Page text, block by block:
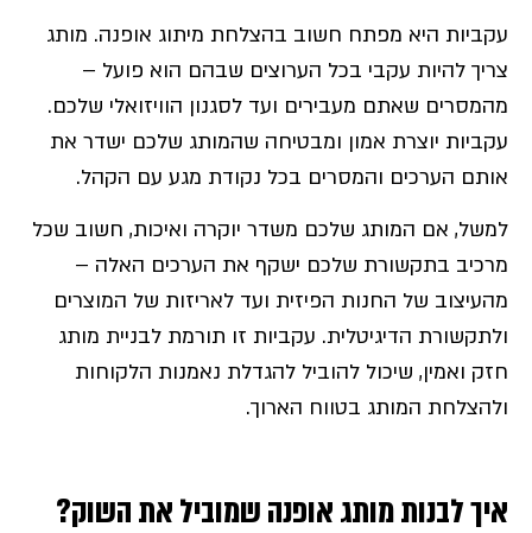
עקביות היא מפתח חשוב בהצלחת מיתוג אופנה. מותג
צריך להיות עקבי בכל הערוצים שבהם הוא פועל –
מהמסרים שאתם מעבירים ועד לסגנון הוויזואלי שלכם.
עקביות יוצרת אמון ומבטיחה שהמותג שלכם ישדר את
אותם הערכים והמסרים בכל נקודת מגע עם הקהל.
למשל, אם המותג שלכם משדר יוקרה ואיכות, חשוב שכל
מרכיב בתקשורת שלכם ישקף את הערכים האלה –
מהעיצוב של החנות הפיזית ועד לאריזות של המוצרים
ולתקשורת הדיגיטלית. עקביות זו תורמת לבניית מותג
חזק ואמין, שיכול להוביל להגדלת נאמנות הלקוחות
ולהצלחת המותג בטווח הארוך.
איך לבנות מותג אופנה שמוביל את השוק?